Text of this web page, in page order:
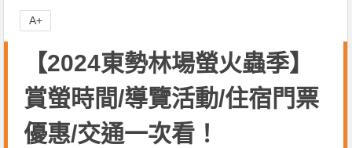
【2024東勢林場螢火蟲季】
賞螢時間/導覽活動/住宿門票
優惠/交通一次看！
A+